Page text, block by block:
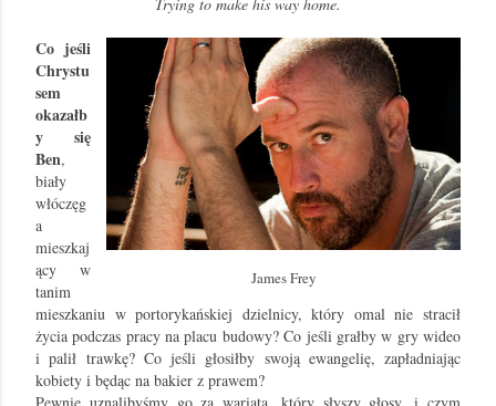
Trying to make his way home.
James Frey
Co jeśli
Chrystu
sem
okazałb
y się
Ben,
biały
włóczęg
a
mieszkaj
ący w
tanim
mieszkaniu w portorykańskiej dzielnicy, który omal nie stracił
życia podczas pracy na placu budowy? Co jeśli grałby w gry wideo
i palił trawkę? Co jeśli głosiłby swoją ewangelię, zapładniając
kobiety i będąc na bakier z prawem?